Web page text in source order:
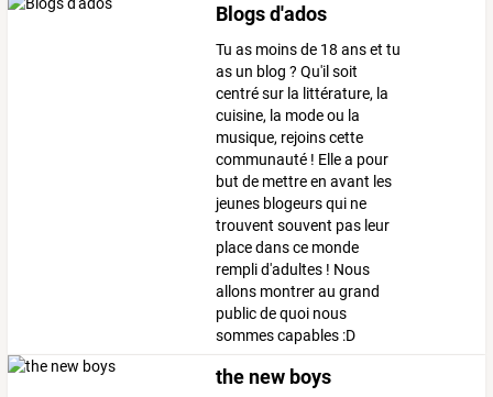
Blogs d'ados
Tu as moins de 18 ans et tu
as un blog ? Qu'il soit
centré sur la littérature, la
cuisine, la mode ou la
musique, rejoins cette
communauté ! Elle a pour
but de mettre en avant les
jeunes blogeurs qui ne
trouvent souvent pas leur
place dans ce monde
rempli d'adultes ! Nous
allons montrer au grand
public de quoi nous
sommes capables :D
the new boys